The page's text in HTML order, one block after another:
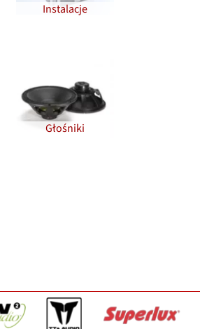
Instalacje
Głośniki